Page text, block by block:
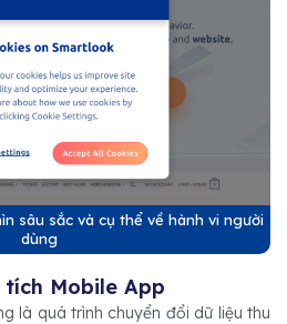
sâu sắc và cụ thể về hành vi người
dùng
tích Mobile App
là quá trình chuyển đổi dữ liệu thu